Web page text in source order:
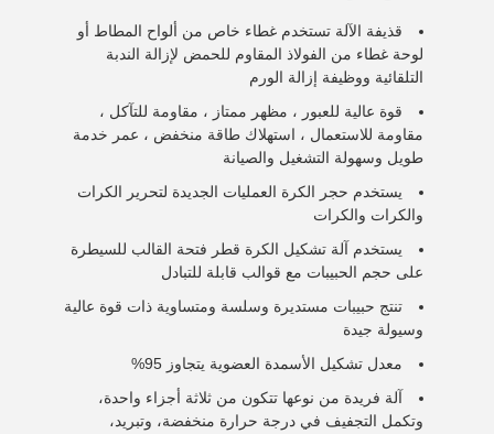
قذيفة الآلة تستخدم غطاء خاص من ألواح المطاط أو
لوحة غطاء من الفولاذ المقاوم للحمض لإزالة الندبة
التلقائية ووظيفة إزالة الورم
قوة عالية للعبور ، مظهر ممتاز ، مقاومة للتآكل ،
مقاومة للاستعمال ، استهلاك طاقة منخفض ، عمر خدمة
طويل وسهولة التشغيل والصيانة
يستخدم حجر الكرة العمليات الجديدة لتحرير الكرات
والكرات والكرات
يستخدم آلة تشكيل الكرة قطر فتحة القالب للسيطرة
على حجم الحبيبات مع قوالب قابلة للتبادل
تنتج حبيبات مستديرة وسلسة ومتساوية ذات قوة عالية
وسيولة جيدة
معدل تشكيل الأسمدة العضوية يتجاوز 95%
آلة فريدة من نوعها تتكون من ثلاثة أجزاء واحدة،
وتكمل التجفيف في درجة حرارة منخفضة، وتبريد،